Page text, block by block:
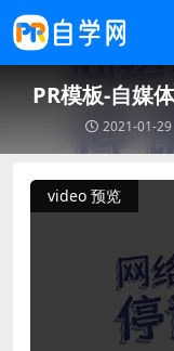
PR模板-自媒
2021-01-29
video 预览